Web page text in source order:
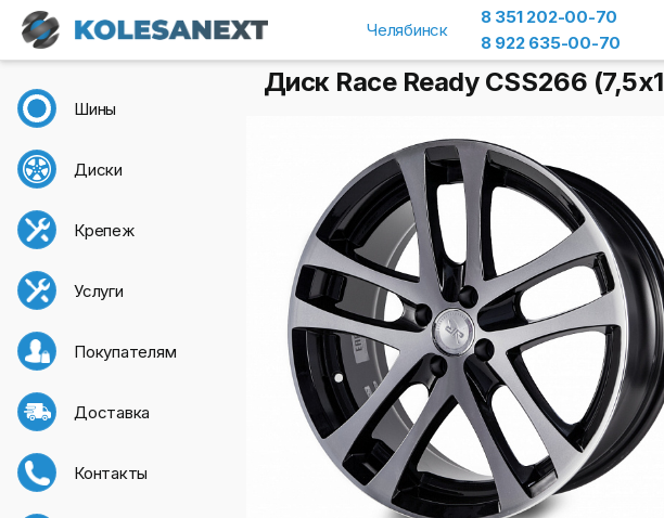
Челябинск
8 351 202-00-70
8 922 635-00-70
Шины
Диски
Крепеж
Услуги
Покупателям
Доставка
Контакты
Диск Race Ready CSS266